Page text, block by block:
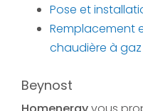
Pose et
Remplacement
chaudière à
Beynost